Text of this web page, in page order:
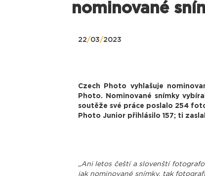
nominované
22/03/2023
Czech Photo vyhlašuje
Photo. Nominované snímky
soutěže své práce poslalo 254
Photo Junior přihlásilo 157; ti
„Ani letos čeští a slovenští
jak nominované snímky, tak